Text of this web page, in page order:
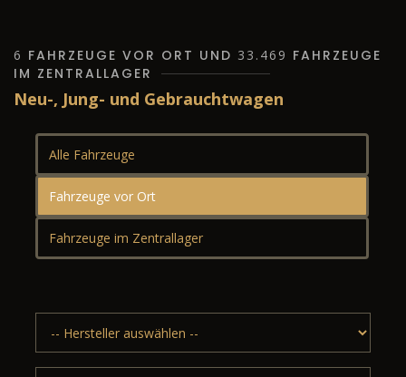
6 FAHRZEUGE VOR ORT UND 33.469 FAHRZEUGE
IM ZENTRALLAGER
Neu-, Jung- und Gebrauchtwagen
Alle Fahrzeuge
Fahrzeuge vor Ort
Fahrzeuge im Zentrallager